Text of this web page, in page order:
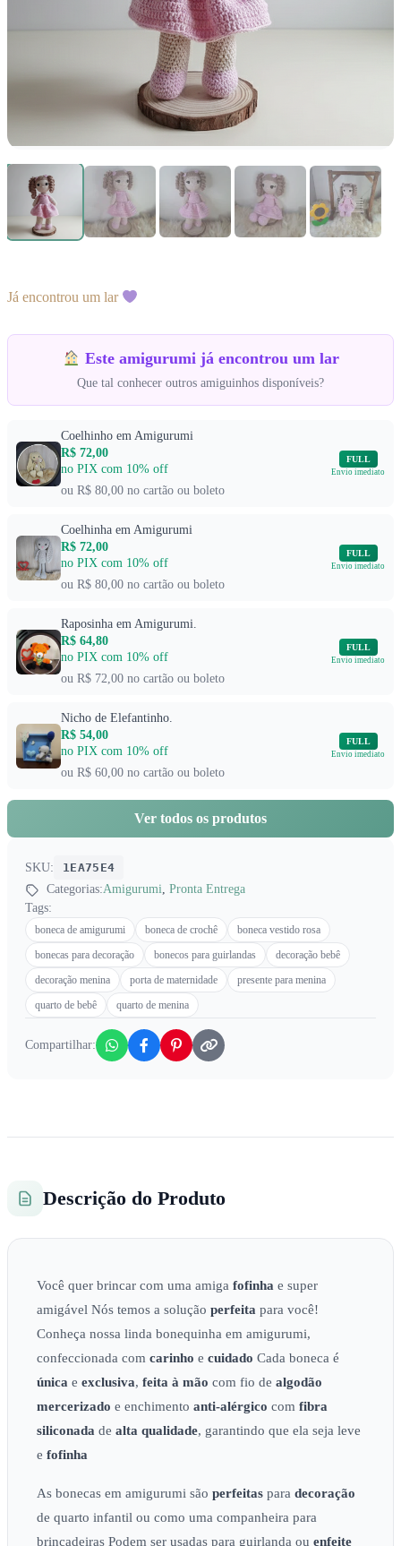
Já encontrou um lar
Este amigurumi já encontrou um lar
Que tal conhecer outros amiguinhos disponíveis?
Coelhinho em Amigurumi
R$ 72,00
no PIX com 10% off
ou R$ 80,00 no cartão ou boleto
FULL
Envio imediato
Coelhinha em Amigurumi
R$ 72,00
no PIX com 10% off
ou R$ 80,00 no cartão ou boleto
FULL
Envio imediato
Raposinha em Amigurumi.
R$ 64,80
no PIX com 10% off
ou R$ 72,00 no cartão ou boleto
FULL
Envio imediato
Nicho de Elefantinho.
R$ 54,00
no PIX com 10% off
ou R$ 60,00 no cartão ou boleto
FULL
Envio imediato
Ver todos os produtos
SKU:
1EA75E4
Categorias:Amigurumi, Pronta Entrega
Tags:
boneca de amigurumi boneca de crochê
boneca vestido rosa
bonecas para decoração
bonecos para guirlandas
decoração bebê
decoração menina
porta de maternidade
presente para menina
quarto de bebê
quarto de menina
Compartilhar:
Descrição do Produto
Você quer brincar com uma amiga fofinha e super
amigável Nós temos a solução perfeita para você!
Conheça nossa linda bonequinha em amigurumi,
confeccionada com carinho e cuidado Cada boneca é
única e exclusiva, feita à mão com fio de algodão
mercerizado e enchimento anti-alérgico com fibra
siliconada de alta qualidade, garantindo que ela seja leve
e fofinha
As bonecas em amigurumi são perfeitas para decoração
de quarto infantil ou como uma companheira para
brincadeiras Podem ser usadas para guirlanda ou enfeite